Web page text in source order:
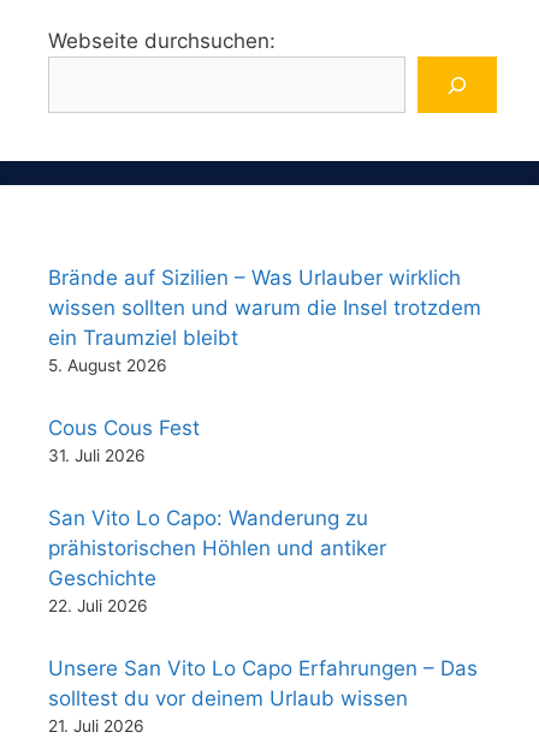
Webseite durchsuchen:
Brände auf Sizilien – Was Urlauber wirklich
wissen sollten und warum die Insel trotzdem
ein Traumziel bleibt
5. August 2026
Cous Cous Fest
31. Juli 2026
San Vito Lo Capo: Wanderung zu
prähistorischen Höhlen und antiker
Geschichte
22. Juli 2026
Unsere San Vito Lo Capo Erfahrungen – Das
solltest du vor deinem Urlaub wissen
21. Juli 2026